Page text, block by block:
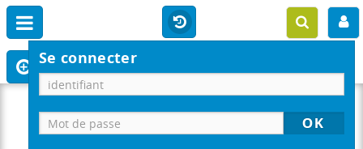
Se connecter